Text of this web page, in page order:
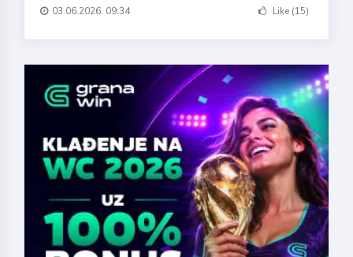
03.06.2026. 09:34 Like (15)